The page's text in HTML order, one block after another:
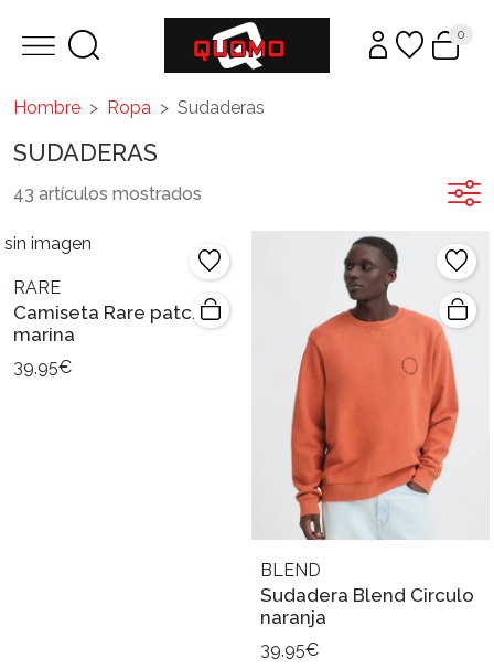
0
Hombre Ropa Sudaderas
SUDADERAS
43 artículos mostrados
sin imagen
RARE
Camiseta Rare patch
marina
39,95€
BLEND
Sudadera Blend Circulo
naranja
39,95€